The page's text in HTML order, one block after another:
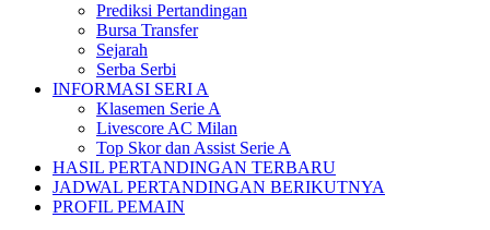
Prediksi Pertandingan
Bursa Transfer
Sejarah
Serba Serbi
INFORMASI SERI A
Klasemen Serie A
Livescore AC Milan
Top Skor dan Assist Serie A
HASIL PERTANDINGAN TERBARU
JADWAL PERTANDINGAN BERIKUTNYA
PROFIL PEMAIN